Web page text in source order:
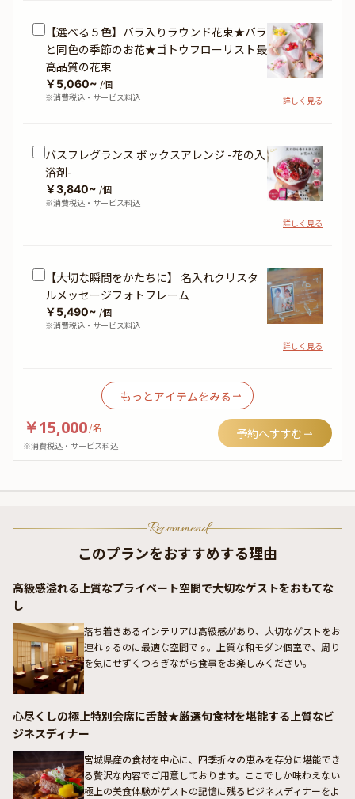
【選べる５色】バラ入りラウンド花束★バラ
と同色の季節のお花★ゴトウフローリスト最
高品質の花束
￥5,060~ /個
※消費税込・サービス料込
詳しく見る
バスフレグランス ボックスアレンジ -花の入
浴剤-
￥3,840~ /個
※消費税込・サービス料込
詳しく見る
【大切な瞬間をかたちに】 名入れクリスタ
ルメッセージフォトフレーム
￥5,490~ /個
※消費税込・サービス料込
詳しく見る
もっとアイテムをみる
￥15,000/名
※消費税込・サービス料込
予約へすすむ
Recommend
このプランをおすすめする理由
高級感溢れる上質なプライベート空間で大切なゲストをおもてな
し
落ち着きあるインテリアは高級感があり、大切なゲストをお
連れするのに最適な空間です。上質な和モダン個室で、周り
を気にせずくつろぎながら食事をお楽しみください。
心尽くしの極上特別会席に舌鼓★厳選旬食材を堪能する上質なビ
ジネスディナー
宮城県産の食材を中心に、四季折々の恵みを存分に堪能でき
る贅沢な内容でご用意しております。ここでしか味わえない
極上の美食体験がゲストの記憶に残るビジネスディナーをよ